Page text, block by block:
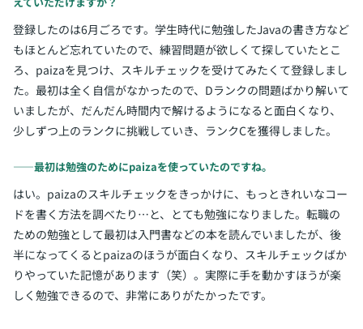
登録したのは6月ごろです。学生時代に勉強したJavaの書き方など
もほとんど忘れていたので、練習問題が欲しくて探していたとこ
ろ、paizaを見つけ、スキルチェックを受けてみたくて登録しまし
た。最初は全く自信がなかったので、Dランクの問題ばかり解いて
いましたが、だんだん時間内で解けるようになると面白くなり、
少しずつ上のランクに挑戦していき、ランクCを獲得しました。
――最初は勉強のためにpaizaを使っていたのですね。
はい。paizaのスキルチェックをきっかけに、もっときれいなコー
ドを書く方法を調べたり…と、とても勉強になりました。転職の
ための勉強として最初は入門書などの本を読んでいましたが、後
半になってくるとpaizaのほうが面白くなり、スキルチェックばか
りやっていた記憶があります（笑）。実際に手を動かすほうが楽
しく勉強できるので、非常にありがたかったです。